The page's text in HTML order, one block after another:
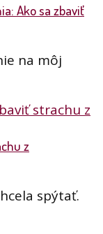
Ako sa zbaviť
na môj
z
spýtať.